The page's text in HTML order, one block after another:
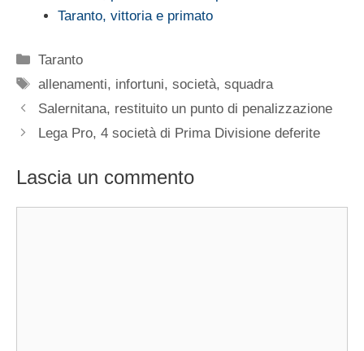
Taranto, vittoria e primato
Categorie
Taranto
Tag
allenamenti, infortuni,società,squadra
Salernitana, restituito un punto di penalizzazione
Lega Pro, 4 società di Prima Divisione deferite
Lascia un commento